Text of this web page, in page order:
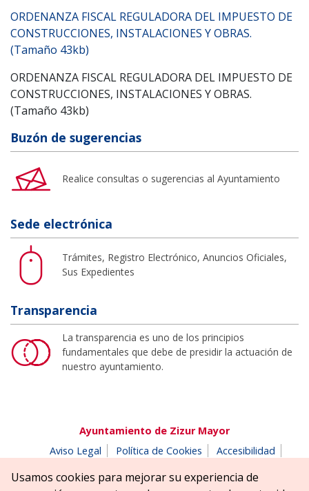
ORDENANZA FISCAL REGULADORA DEL IMPUESTO DE
CONSTRUCCIONES, INSTALACIONES Y OBRAS.
(Tamaño 43kb)
ORDENANZA FISCAL REGULADORA DEL IMPUESTO DE
CONSTRUCCIONES, INSTALACIONES Y OBRAS.
(Tamaño 43kb)
Buzón de sugerencias
Realice consultas o sugerencias al Ayuntamiento
Sede electrónica
Trámites, Registro Electrónico, Anuncios Oficiales,
Sus Expedientes
Transparencia
La transparencia es uno de los principios
fundamentales que debe de presidir la actuación de
nuestro ayuntamiento.
Ayuntamiento de Zizur Mayor
Aviso Legal
Política de Cookies
Accesibilidad
Parque Erreniega parkea, s/n | 31180 Zizur Mayor-Zizur
Usamos cookies para mejorar su experiencia de